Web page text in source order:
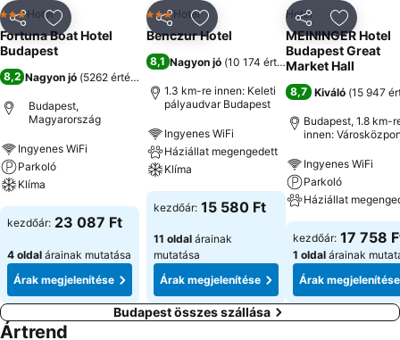
Háziállatok nem engedélyezettek a szállás területén. Elfogadott
hitelkártyák: American Express, Visa, Euro/Mastercard, JCB
MegosztásHozzáadás a kedvencekhez
3 Kategória
Hotel
Fortuna Boat Hotel
Budapest
8,2 Nagyon jó (5262 értékelés
Budapest,
Magyarország
Ingyenes WiFi
Parkoló
Klíma
kezdőár: 23 087 Ft
4 oldal árainak mutatása
Árak megjelenítése
MegosztásHozzáadás a kedvencekhez
3 Kategória
Hotel
Benczur Hotel
8,1 Nagyon jó (10 174 értékelés)
1.3 km-re innen: Keleti
pályaudvar Budapest
Ingyenes WiFi
Háziállat megengedett
Klíma
kezdőár: 15 580 Ft
11 oldal árainak
mutatása
Árak megjelenítése
Megosztás
Hotel
MEININGER Hotel
Budapest Great
Market Hall
8,7 Kiváló (15 947
Budapest, 1.8 km-
innen:
Ingyenes WiFi
Parkoló
Háziállat
kezdőár: 17 758
1 oldal árainak
Árak megjelenítése
Budapest összes szállása
Ártrend